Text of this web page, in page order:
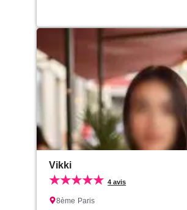
Vikki
★★★★★4 avis
8ème Paris